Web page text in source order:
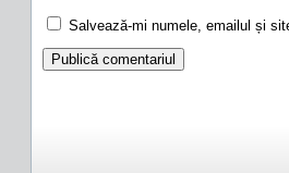
Salvează-mi numele, emailul și